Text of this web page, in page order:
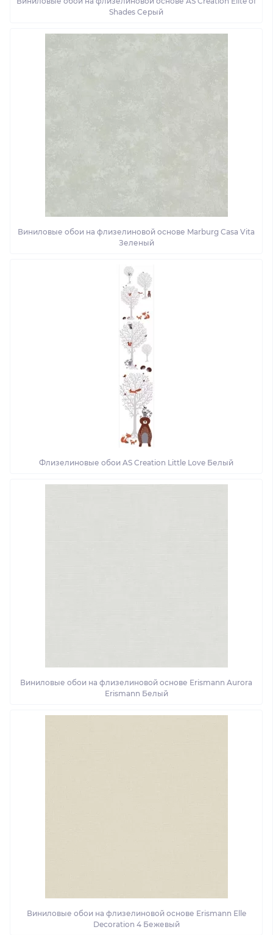
Shades Серый
Виниловые обои на флизелиновой основе Marburg Casa Vita
Зеленый
Флизелиновые обои AS Creation Little Love Белый
Виниловые обои на флизелиновой основе Erismann Aurora
Erismann Белый
Виниловые обои на флизелиновой основе Erismann Elle
Decoration 4 Бежевый